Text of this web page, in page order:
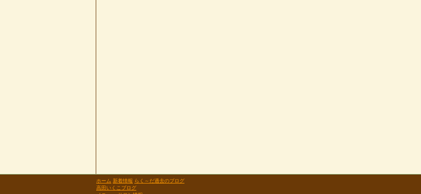
ホーム 新着情報 らく～だ過去のブログ
高田いくこブログ